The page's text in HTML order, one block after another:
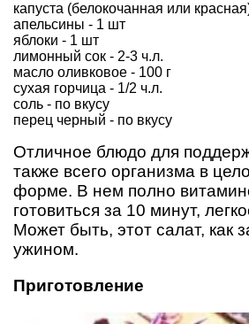
капуста (белокочанная или
апельсины - 1 шт
яблоки - 1 шт
лимонный сок - 2-3 ч.л.
масло оливковое - 100 г
сухая горчица - 1/2 ч.л.
соль - по вкусу
перец черный - по вкусу
Отличное блюдо для
также всего организма в
форме. В нем полно
готовиться за 10 минут,
Может быть, этот салат, как
ужином.
Приготовление